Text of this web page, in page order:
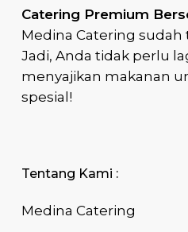
Catering Premium
Medina Catering sudah
Jadi, Anda tidak perlu
menyajikan makanan
spesial!
Tentang Kami :
Medina Catering